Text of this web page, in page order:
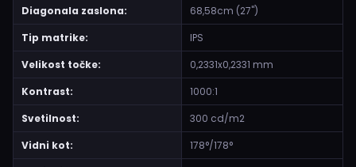
Diagonala zaslona:
68,58cm (27")
Tip matrike:
IPS
Velikost točke:
0,2331x0,2331 mm
Kontrast:
1000:1
Svetilnost:
300 cd/m2
Vidni kot:
178°/178°